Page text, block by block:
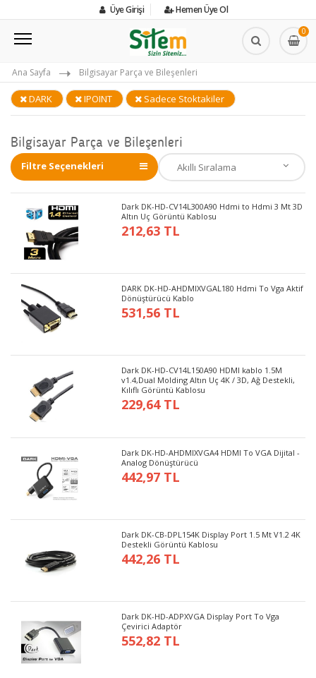
Üye Girişi Hemen Üye Ol
0
Ana Sayfa Bilgisayar Parça ve Bileşenleri
DARK IPOINT Sadece Stoktakiler
Bilgisayar Parça ve Bileşenleri
Filtre Seçenekleri
Dark DK-HD-CV14L300A90 Hdmi to Hdmi 3 Mt 3D
Altın Uç Görüntü Kablosu
212,63 TL
DARK DK-HD-AHDMIXVGAL180 Hdmi To Vga Aktif
Dönüştürücü Kablo
531,56 TL
Dark DK-HD-CV14L150A90 HDMI kablo 1.5M
v1.4,Dual Molding Altın Uç 4K / 3D, Ağ Destekli,
Kılıflı Görüntü Kablosu
229,64 TL
Dark DK-HD-AHDMIXVGA4 HDMI To VGA Dijital -
Analog Dönüştürücü
442,97 TL
Dark DK-CB-DPL154K Display Port 1.5 Mt V1.2 4K
Destekli Görüntü Kablosu
442,26 TL
Dark DK-HD-ADPXVGA Display Port To Vga
Çevirici Adaptör
552,82 TL